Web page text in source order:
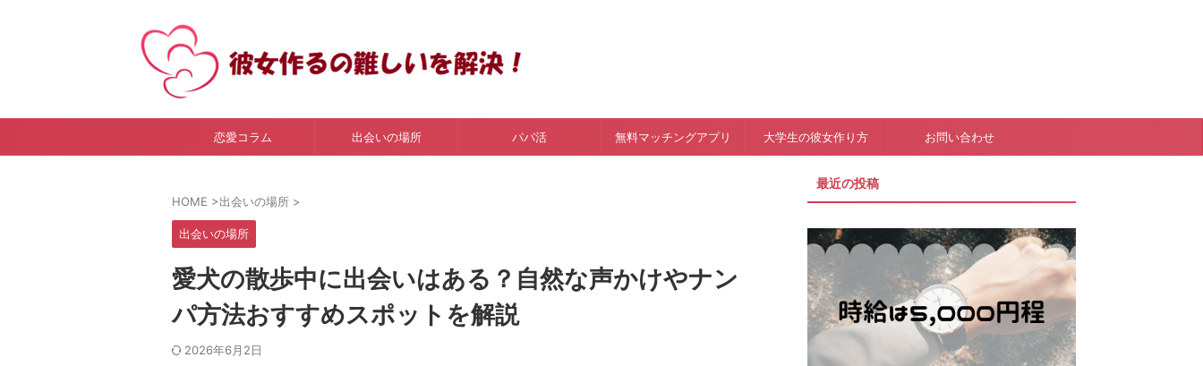
恋愛コラム 出会いの場所 パパ活 無料マッチングアプリ 大学生の彼女作り方 お問い合わせ
HOME >出会いの場所 >
出会いの場所
愛犬の散歩中に出会いはある？自然な声かけやナン
パ方法おすすめスポットを解説
2026年6月2日
最近の投稿